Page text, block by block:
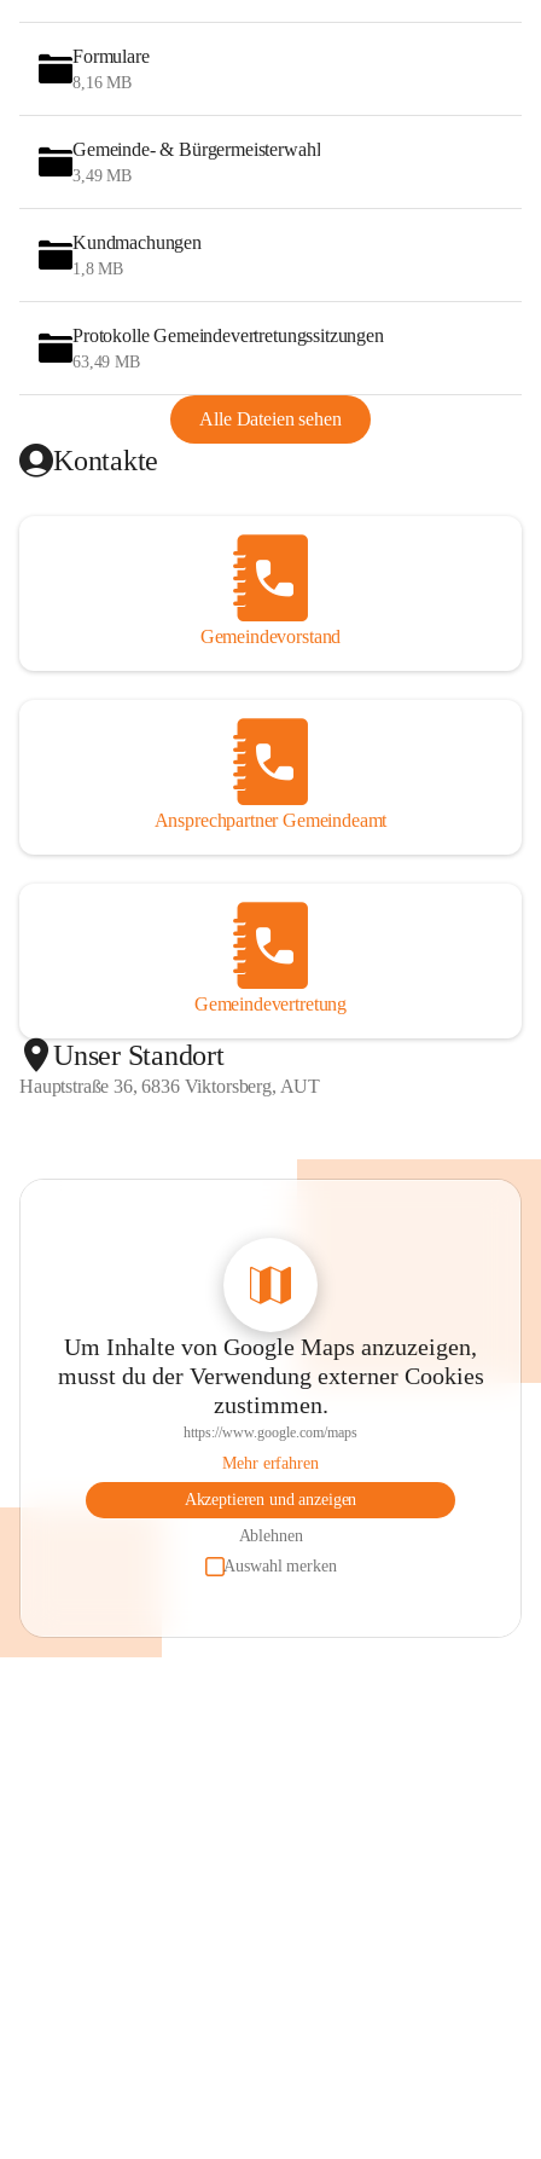
Formulare
8,16 MB
Gemeinde- & Bürgermeisterwahl
3,49 MB
Kundmachungen
1,8 MB
Protokolle Gemeindevertretungssitzungen
63,49 MB
Alle Dateien sehen
Kontakte
Gemeindevorstand
Ansprechpartner Gemeindeamt
Gemeindevertretung
Unser Standort
Hauptstraße 36, 6836 Viktorsberg, AUT
Um Inhalte von Google Maps anzuzeigen,
musst du der Verwendung externer Cookies
zustimmen.
https://www.google.com/maps
Mehr erfahren
Akzeptieren und anzeigen
Ablehnen
Auswahl merken